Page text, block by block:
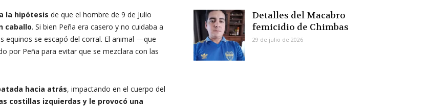
la hipótesis de que el hombre de 9 de Julio
caballo. Si bien Peña era casero y no cuidaba a
equinos se escapó del corral. El animal —que
por Peña para evitar que se mezclara con las
hacia atrás, impactando en el cuerpo del
costillas izquierdas y le provocó una
Detalles del Macabro
femicidio de Chimbas
29 de julio de 2026